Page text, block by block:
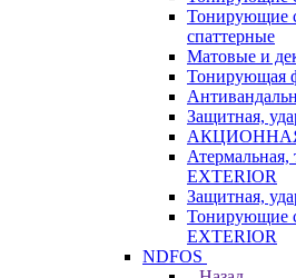
Тонирующие
спаттерные
Матовые и
Тонирующая
Защитная,
EXTERIOR
Защитная,
Тонирующие
EXTERIOR
NDFOS